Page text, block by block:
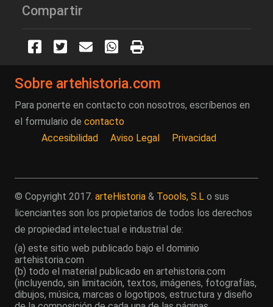
Compartir
Sobre artehistoria.com
Para ponerte en contacto con nosotros, escríbenos en
el formulario de contacto
Accesibilidad
Aviso Legal Privacidad
© Copyright 2017. arteHistoria & Toools, S.L o sus
licenciantes son los propietarios de todos los derechos
de propiedad intelectual e industrial de:
(a) este sitio web publicado bajo el dominio
artehistoria.com
(b) todo el material publicado en artehistoria.com
(incluyendo, sin limitación, textos, imágenes, fotografías,
dibujos, música, marcas o logotipos, estructura y diseño